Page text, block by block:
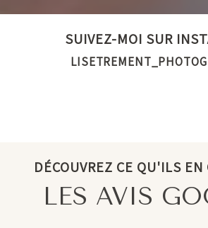
SUIVEZ-MOI SUR
DÉCOUVREZ CE QU'ILS
LES AVIS